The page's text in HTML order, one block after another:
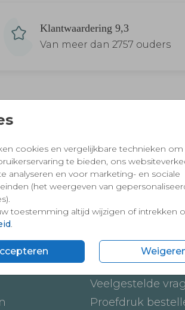
cookies en vergelijkbare technieken om
te bieden, ons
analyseren en voor marketing- en sociale
(het weergeven van
toestemming altijd wijzigen of intrekken
Klantwaardering 9,3
Van meer dan 2757 ouders
winkelen en betalen
Onze service
Hoe werkt het
Veelgestelde
Proefdruk